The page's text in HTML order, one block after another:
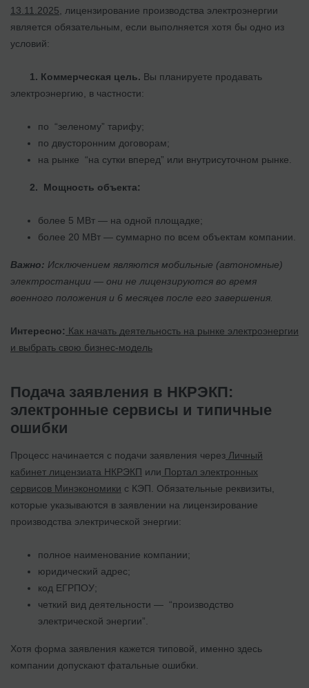
13.11.2025 , лицензирование производства электроэнергии
является обязательным, если выполняется хотя бы одно из
условий:
1. Коммерческая цель. Вы планируете продавать
электроэнергию, в частности:
по “зеленому” тарифу;
по двусторонним договорам;
на рынке “на сутки вперед” или внутрисуточном рынке.
2. Мощность объекта:
более 5 МВт — на одной площадке;
более 20 МВт — суммарно по всем объектам компании.
Важно: Исключением являются мобильные (автономные)
электростанции — они не лицензируются во время
военного положения и 6 месяцев после его завершения.
Интересно: Как начать деятельность на рынке электроэнергии
и выбрать свою бизнес-модель
Подача заявления в НКРЭКП:
электронные сервисы и типичные
ошибки
Процесс начинается с подачи заявления через Личный
кабинет лицензиата НКРЭКП или Портал электронных
сервисов Минэкономики с КЭП. Обязательные реквизиты,
которые указываются в заявлении на лицензирование
производства электрической энергии:
полное наименование компании;
юридический адрес;
код ЕГРПОУ;
четкий вид деятельности — “производство
электрической энергии”.
Хотя форма заявления кажется типовой, именно здесь
компании допускают фатальные ошибки.